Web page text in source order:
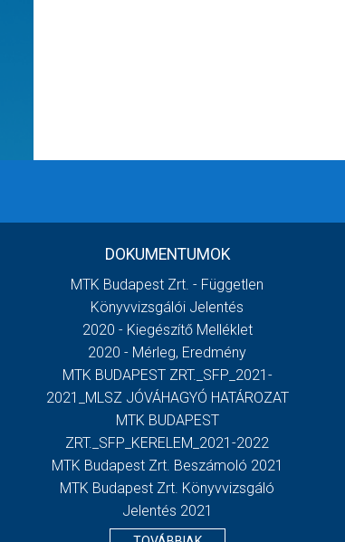
DOKUMENTUMOK
MTK Budapest Zrt. - Független
Könyvvizsgálói Jelentés
2020 - Kiegészítő Melléklet
2020 - Mérleg, Eredmény
MTK BUDAPEST ZRT._SFP_2021-
2021_MLSZ JÓVÁHAGYÓ HATÁROZAT
MTK BUDAPEST
ZRT._SFP_KERELEM_2021-2022
MTK Budapest Zrt. Beszámoló 2021
MTK Budapest Zrt. Könyvvizsgáló
Jelentés 2021